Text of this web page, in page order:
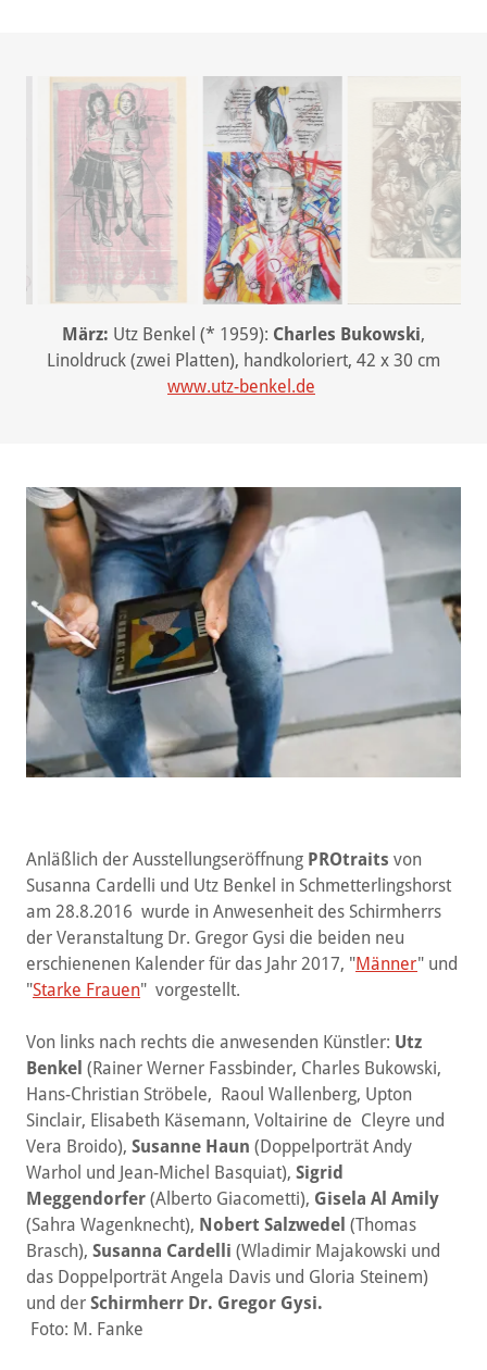
April:Susanna Cardelli (* 1971):Majakowski, 2016,
Filzstift, Bleistift, Farbstift auf Transparentpapier, 130 x
208 cm
Anläßlich der AusstellungseröffnungPROtraitsvon
Susanna Cardelli und Utz Benkel in Schmetterlingshorst
am 28.8.2016 wurde in Anwesenheit des Schirmherrs
der Veranstaltung Dr. Gregor Gysi die beiden neu
erschienenen Kalender für das Jahr 2017, "
Von links nach rechts die anwesenden Künstler:Utz
Benkel(Rainer Werner Fassbinder, Charles Bukowski,
Hans-Christian Ströbele, Raoul Wallenberg, Upton
Sinclair, Elisabeth Käsemann, Voltairine de Cleyre und
Vera Broido),Susanne Haun(Doppelporträt Andy
Warhol und Jean-Michel Basquiat),Sigrid
Meggendorfer(Alberto Giacometti),Gisela Al Amily
(Sahra Wagenknecht),Nobert Salzwedel(Thomas
Brasch),Susanna Cardelli(Wladimir Majakowski und
das Doppelporträt Angela Davis und Gloria Steinem)
und derSchirmherr Dr. Gregor Gysi.